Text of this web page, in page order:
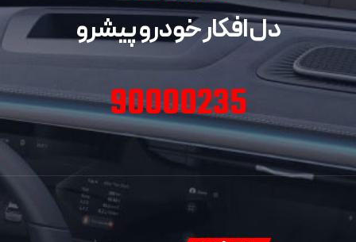
دل افکار خودرو پیشرو
90000235